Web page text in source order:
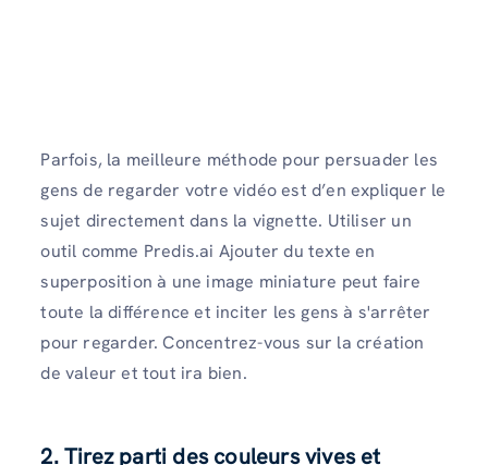
Parfois, la meilleure méthode pour persuader les
gens de regarder votre vidéo est d’en expliquer le
sujet directement dans la vignette. Utiliser un
outil comme Predis.ai Ajouter du texte en
superposition à une image miniature peut faire
toute la différence et inciter les gens à s'arrêter
pour regarder. Concentrez-vous sur la création
de valeur et tout ira bien.
2. Tirez parti des couleurs vives et